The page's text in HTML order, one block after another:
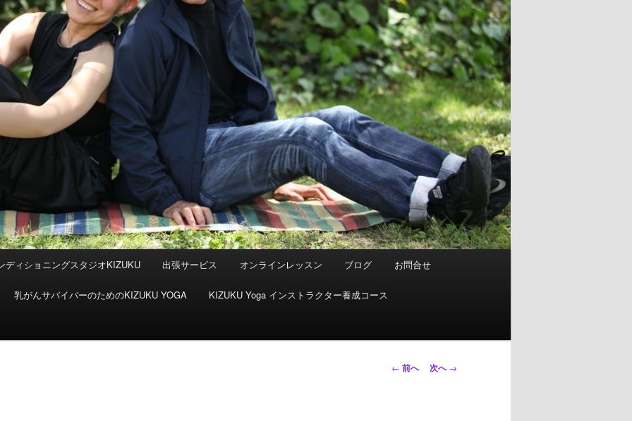
ディショニングスタジオKIZUKU 出張サービス オンラインレッスン ブログ お問合せ
乳がんサバイバーのためのKIZUKU YOGA KIZUKU Yoga インストラクター養成コース
投
← 前へ 次へ→